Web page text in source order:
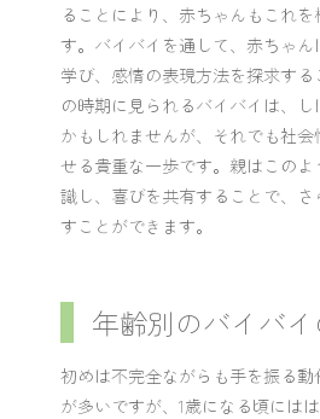
ることにより、赤ちゃんもこれを
す。バイバイを通して、赤ちゃ
学び、感情の表現方法を探求する
の時期に見られるバイバイは、
かもしれませんが、それでも社会
せる貴重な一歩です。親はこの
識し、喜びを共有することで、
すことができます。
年齢別のバイバ
初めは不完全ながらも手を振る
が多いですが、1歳になる頃には